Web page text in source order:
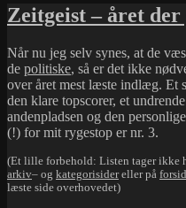
Zeitgeist – året der
Når nu jeg selv synes, at de
de politiske, så er det ikke
over året mest læste indlæg. Et
den klare topscorer, et
andenpladsen og den
(!) for mit rygestop er nr. 3.
(Et lille forbehold: Listen tager ikke
arkiv– og kategorisidereller på
læste side overhovedet)